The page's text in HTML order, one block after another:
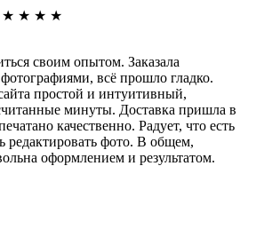
★ ★ ★ ★
своим опытом. Заказала
всё прошло гладко.
простой и интуитивный,
считанные минуты. Доставка пришла в
качественно. Радует, что есть
редактировать фото. В общем,
оформлением и результатом.